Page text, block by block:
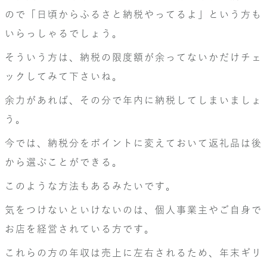
ので「日頃からふるさと納税やってるよ」という方も
いらっしゃるでしょう。
そういう方は、納税の限度額が余ってないかだけチェ
ックしてみて下さいね。
余力があれば、その分で年内に納税してしまいましょ
う。
今では、納税分をポイントに変えておいて返礼品は後
から選ぶことができる。
このような方法もあるみたいです。
気をつけないといけないのは、個人事業主やご自身で
お店を経営されている方です。
これらの方の年収は売上に左右されるため、年末ギリ